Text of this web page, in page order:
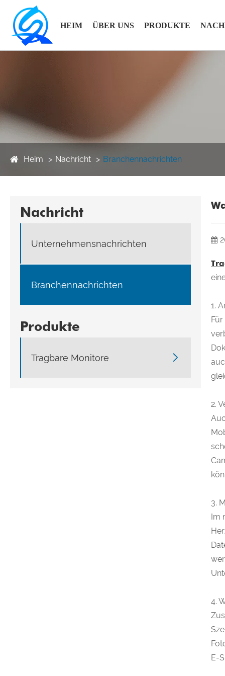
HEIM ÜBER UNS PRODUKTE
Heim Nachricht Branchennachrichten
Nachricht
Unternehmensnachrichten
Branchennachrichten
Produkte
Tragbare Monitore 
1.
2.
3.
Im
4.
E-